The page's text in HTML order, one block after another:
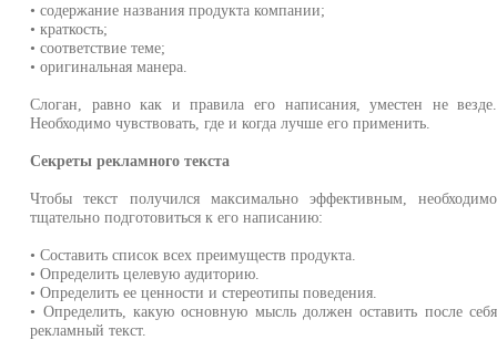
• содержание названия продукта компании;
• краткость;
• соответствие теме;
• оригинальная манера.
Слоган, равно как и правила его написания, уместен не везде.
Необходимо чувствовать, где и когда лучше его применить.
Секреты рекламного текста
Чтобы текст получился максимально эффективным, необходимо
тщательно подготовиться к его написанию:
• Составить список всех преимуществ продукта.
• Определить целевую аудиторию.
• Определить ее ценности и стереотипы поведения.
• Определить, какую основную мысль должен оставить после себя
рекламный текст.